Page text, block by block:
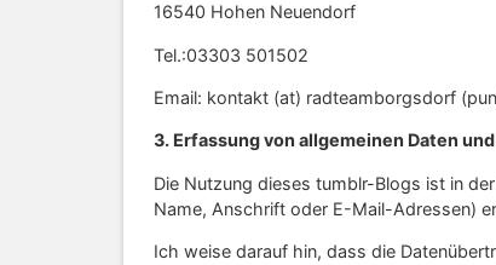
16540 Hohen Neuendorf
Tel.:03303 501502
Email: kontakt (at) radteamborgsdorf
3. Erfassung von allgemeinen Daten
Die Nutzung dieses tumblr-Blogs ist in
Name, Anschrift oder E-Mail-Adressen)
Ich weise darauf hin, dass die